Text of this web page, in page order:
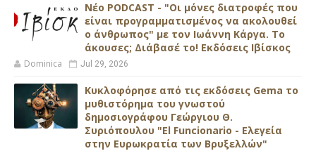
Νέο PODCAST - "Οι μόνες διατροφές που
είναι προγραμματισμένος να ακολουθεί
ο άνθρωπος" με τον Ιωάννη Κάργα. Το
άκουσες; Διάβασέ το! Εκδόσεις Ιβίσκος
Dominica Jul 29, 2026
Κυκλοφόρησε από τις εκδόσεις Gema το
μυθιστόρημα του γνωστού
δημοσιογράφου Γεώργιου Θ.
Συριόπουλου "El Funcionario - Ελεγεία
στην Ευρωκρατία των Βρυξελλών"